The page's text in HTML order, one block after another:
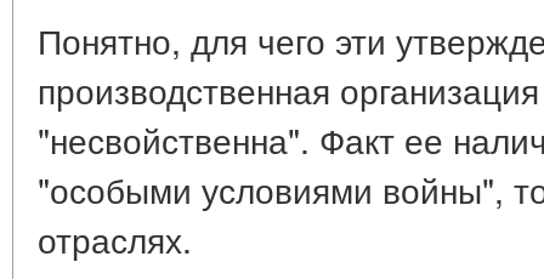
Понятно, для чего эти
производственная
"несвойственна". Факт ее
"особыми условиями войны",
отраслях.